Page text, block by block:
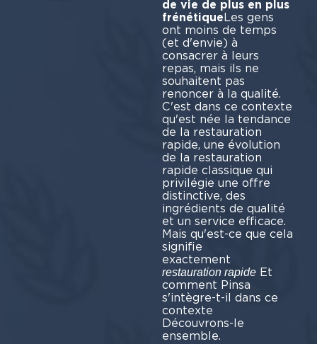
de vie de plus en plus
frénétique Les gens
ont moins de temps
(et d'envie) à
consacrer à leurs
repas, mais ils ne
souhaitent pas
renoncer à la qualité.
C'est dans ce contexte
qu'est née la tendance
de la restauration
rapide, une évolution
de la restauration
rapide classique qui
privilégie une offre
distinctive, des
ingrédients de qualité
et un service efficace.
Mais qu'est-ce que cela
signifie
restauration rapideEt
comment Pinsa
s'intègre-t-il dans ce
Découvrons-le
ensemble.